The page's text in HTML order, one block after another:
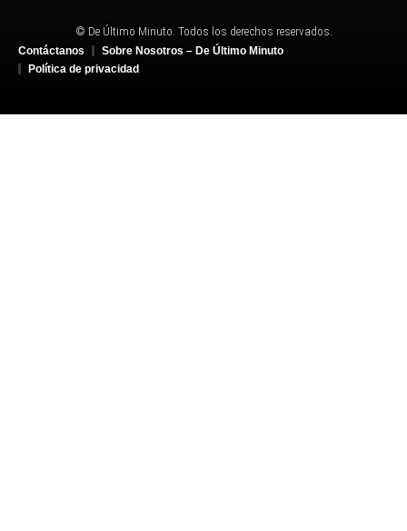
© De Último Minuto. Todos los derechos reservados.
Contáctanos
Sobre Nosotros – De Último Minuto
Política de privacidad